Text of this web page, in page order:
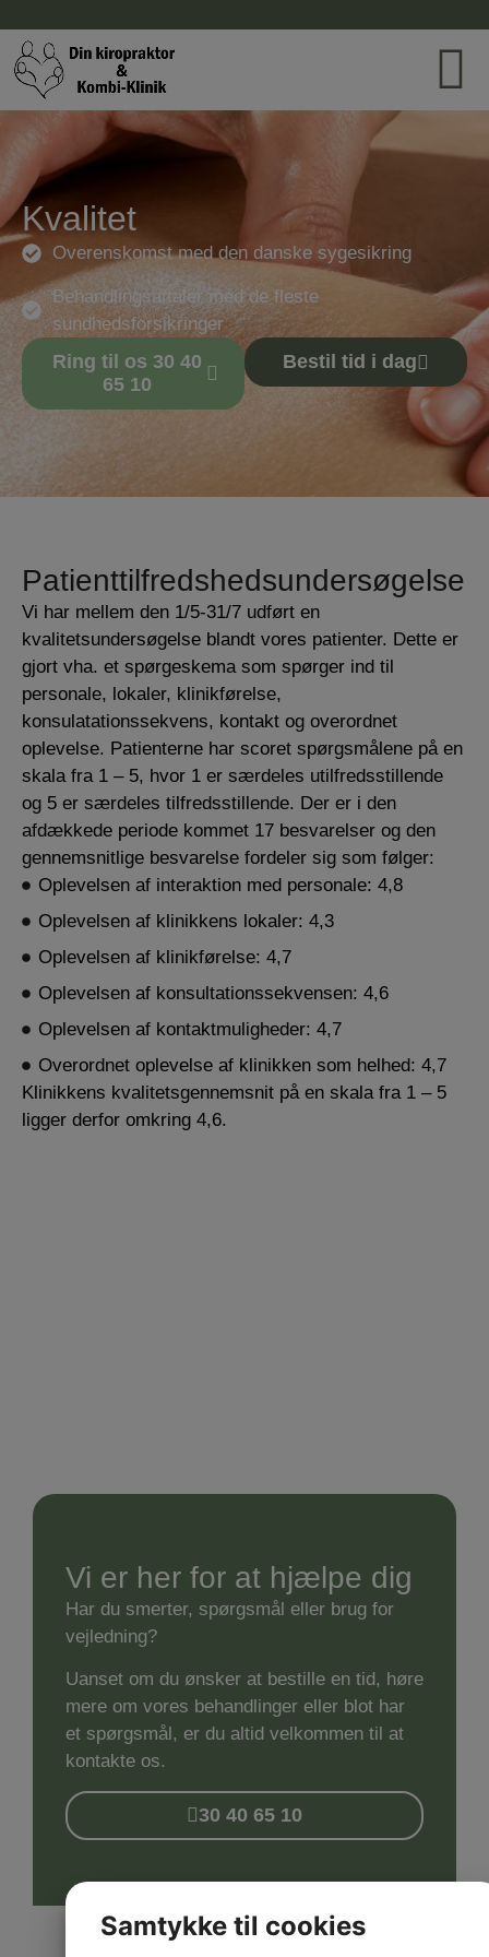
Kvalitet
Overenskomst med den danske sygesikring
Behandlingsaftaler med de fleste
sundhedsforsikringer
Ring til os 30 40
65 10
Bestil tid i dag
Patienttilfredshedsundersøgelse
Vi har mellem den 1/5-31/7 udført en
kvalitetsundersøgelse blandt vores patienter. Dette er
gjort vha. et spørgeskema som spørger ind til
personale, lokaler, klinikførelse,
konsulatationssekvens, kontakt og overordnet
oplevelse. Patienterne har scoret spørgsmålene på en
skala fra 1 – 5, hvor 1 er særdeles utilfredsstillende
og 5 er særdeles tilfredsstillende. Der er i den
afdækkede periode kommet 17 besvarelser og den
gennemsnitlige besvarelse fordeler sig som følger:
Oplevelsen af interaktion med personale: 4,8
Oplevelsen af klinikkens lokaler: 4,3
Oplevelsen af klinikførelse: 4,7
Oplevelsen af konsultationssekvensen: 4,6
Oplevelsen af kontaktmuligheder: 4,7
Overordnet oplevelse af klinikken som helhed: 4,7
Klinikkens kvalitetsgennemsnit på en skala fra 1 – 5
ligger derfor omkring 4,6.
Vi er her for at hjælpe dig
Har du smerter, spørgsmål eller brug for
vejledning?
Uanset om du ønsker at bestille en tid, høre
mere om vores behandlinger eller blot har
et spørgsmål, er du altid velkommen til at
kontakte os.
30 40 65 10
Samtykke til cookies